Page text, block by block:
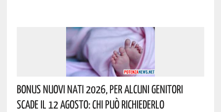
Bonus Nuovi Nati 2026, Per Alcuni Genitori
Scade Il 12 Agosto: Chi Può Richiederlo